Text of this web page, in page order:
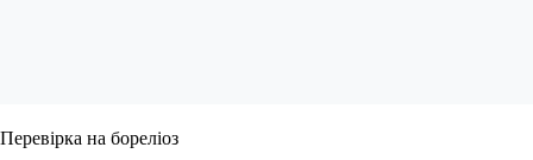
Перевірка на бореліоз